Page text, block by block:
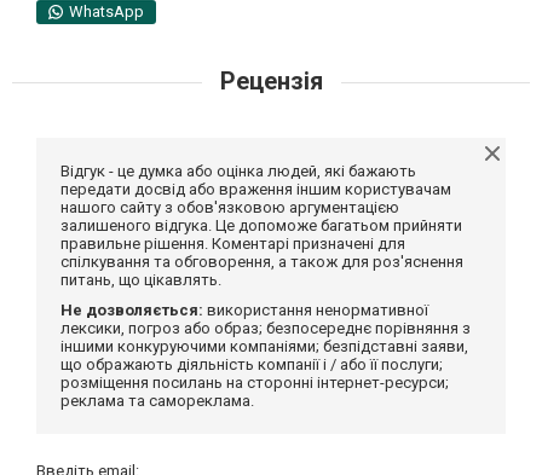
WhatsApp
Рецензія
Відгук - це думка або оцінка людей, які бажають
передати досвід або враження іншим користувачам
нашого сайту з обов'язковою аргументацією
залишеного відгука. Це допоможе багатьом прийняти
правильне рішення. Коментарі призначені для
спілкування та обговорення, а також для роз'яснення
питань, що цікавлять.
Не дозволяється: використання ненормативної
лексики, погроз або образ; безпосереднє порівняння з
іншими конкуруючими компаніями; безпідставні заяви,
що ображають діяльність компанії і / або її послуги;
розміщення посилань на сторонні інтернет-ресурси;
реклама та самореклама.
Введіть email: